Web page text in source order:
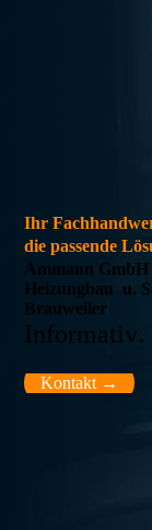
Ihr
die passende
Ammann GmbH
Heizungbau u.
Brauweiler
Informativ.
Kontakt →